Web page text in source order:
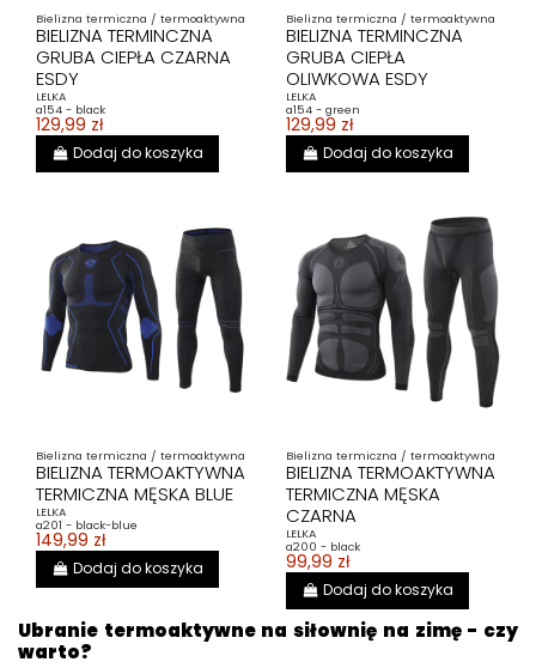
Bielizna termiczna / termoaktywna
BIELIZNA TERMINCZNA
GRUBA CIEPŁA CZARNA
ESDY
LELKA
a154 - black
129,99 zł
Dodaj do koszyka
Bielizna termiczna / termoaktywna
BIELIZNA TERMINCZNA
GRUBA CIEPŁA
OLIWKOWA ESDY
LELKA
a154 - green
129,99 zł
Dodaj do koszyka
Bielizna termiczna / termoaktywna
BIELIZNA TERMOAKTYWNA
TERMICZNA MĘSKA BLUE
LELKA
a201 - black-blue
149,99 zł
Dodaj do koszyka
Bielizna termiczna / termoaktywna
BIELIZNA TERMOAKTYWNA
TERMICZNA MĘSKA
CZARNA
LELKA
a200 - black
99,99 zł
Dodaj do koszyka
Ubranie termoaktywne na siłownię na zimę - czy
warto?